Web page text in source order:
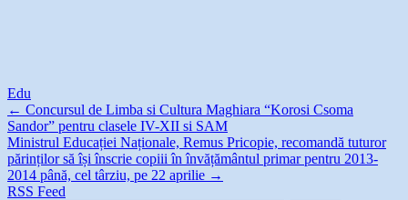
Edu
← Concursul de Limba si Cultura Maghiara “Korosi Csoma
Sandor” pentru clasele IV-XII si SAM
Ministrul Educației Naționale, Remus Pricopie, recomandă tuturor
părinților să își înscrie copiii în învățământul primar pentru 2013-
2014 până, cel târziu, pe 22 aprilie →
RSS Feed